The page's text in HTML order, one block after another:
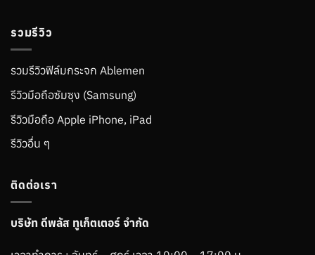
รวมรีวิว
รวมรีวิวฟิล์มกระจก Ablemen
รีวิวมือถือซัมซุง (Samsung)
รีวิวมือถือ Apple iPhone, iPad
รีวิวอื่น ๆ
ติดต่อเรา
บริษัท ดีพลัส ทูเก็ตเตอร์ จำกัด